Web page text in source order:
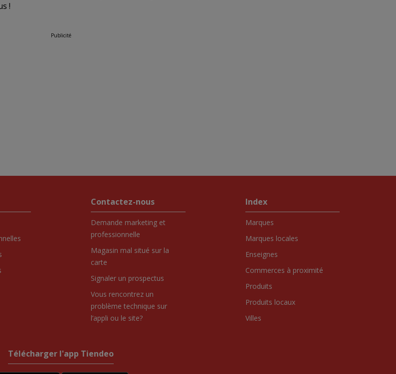
!
Publicité
Contactez-nous
Demande marketing et
professionnelle
Magasin mal situé sur la
carte
Signaler un prospectus
Vous rencontrez un
problème technique sur
l’appli ou le site?
Index
Marques
Marques locales
Enseignes
Commerces à proximité
Produits
Produits locaux
Villes
Télécharger l'app Tiendeo